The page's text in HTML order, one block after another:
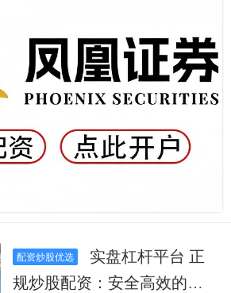
配资炒股优选
规炒股配资：安全高效的投